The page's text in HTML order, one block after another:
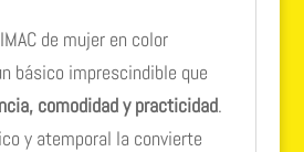
de mujer en color
básico imprescindible que
comodidad y practicidad.
y atemporal la convierte